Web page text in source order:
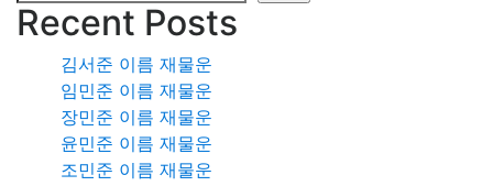
Recent Posts
김서준 이름 재물운
임민준 이름 재물운
장민준 이름 재물운
윤민준 이름 재물운
조민준 이름 재물운